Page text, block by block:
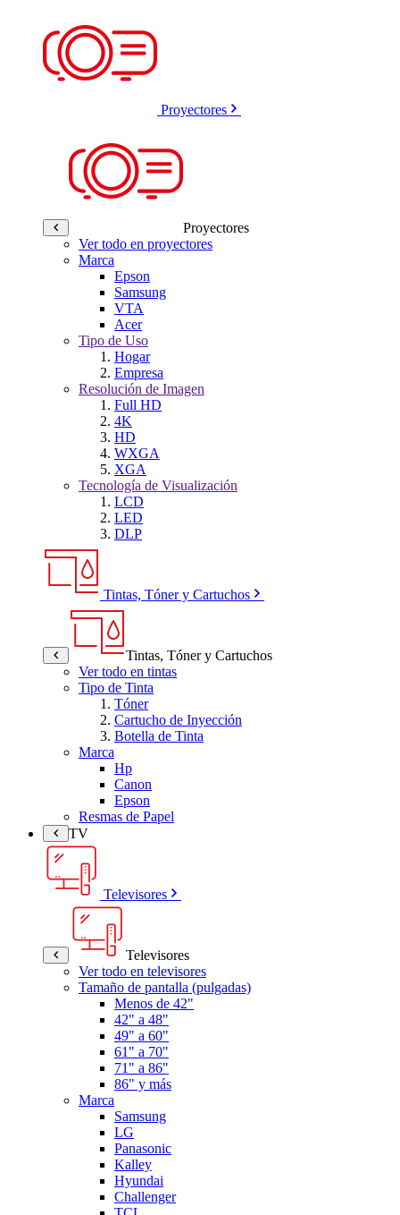
Proyectores
Proyectores
Ver todo en proyectores
Marca
Epson
Samsung
VTA
Acer
Tipo de Uso
Hogar
Empresa
Resolución de Imagen
Full HD
4K
HD
WXGA
XGA
Tecnología de Visualización
LCD
LED
DLP
Tintas, Tóner y Cartuchos
Tintas, Tóner y Cartuchos
Ver todo en tintas
Tipo de Tinta
Tóner
Cartucho de Inyección
Botella de Tinta
Marca
Hp
Canon
Epson
Resmas de Papel
TV
Televisores
Televisores
Ver todo en televisores
Tamaño de pantalla (pulgadas)
Menos de 42"
42" a 48"
49" a 60"
61" a 70"
71" a 86"
86" y más
Marca
Samsung
LG
Panasonic
Kalley
Hyundai
Challenger